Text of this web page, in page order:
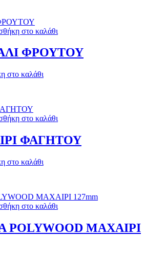
στο καλάθι
ΦΡΟΥΤΟΥ
στο καλάθι
στο καλάθι
ΦΑΓΗΤΟΥ
στο καλάθι
στο καλάθι
POLYWOOD ΜΑΧΑΙΡΙ